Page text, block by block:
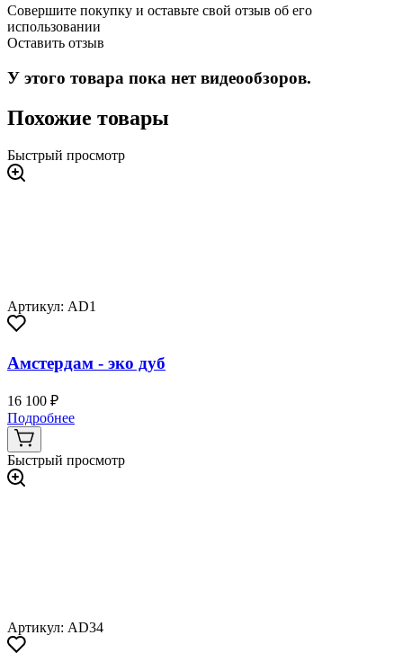
Совершите покупку и оставьте свой отзыв об его
использовании
Оставить отзыв
У этого товара пока нет видеообзоров.
Похожие товары
Быстрый просмотр
Артикул: AD1
Амстердам - эко дуб
16 100 ₽
Подробнее
Быстрый просмотр
Артикул: AD34